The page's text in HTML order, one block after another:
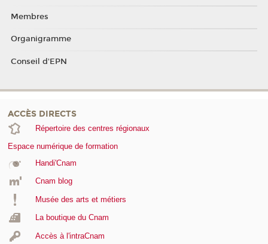
Membres
Organigramme
Conseil d'EPN
ACCÈS DIRECTS
Répertoire des centres régionaux
Espace numérique de formation
Handi'Cnam
Cnam blog
Musée des arts et métiers
La boutique du Cnam
Accès à l'intraCnam